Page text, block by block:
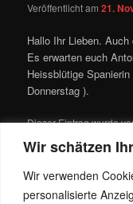
Wir schätzen
Wir verwenden
personalisierte
Veröffentlicht am21.
Hallo Ihr Lieben.
Es erwarten euch
Heissblütige
Donnerstag ).
Dieser Eintrag wurde
Datenschutz